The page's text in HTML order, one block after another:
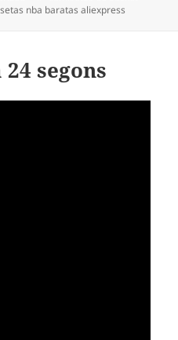
nba baratas aliexpress
segons